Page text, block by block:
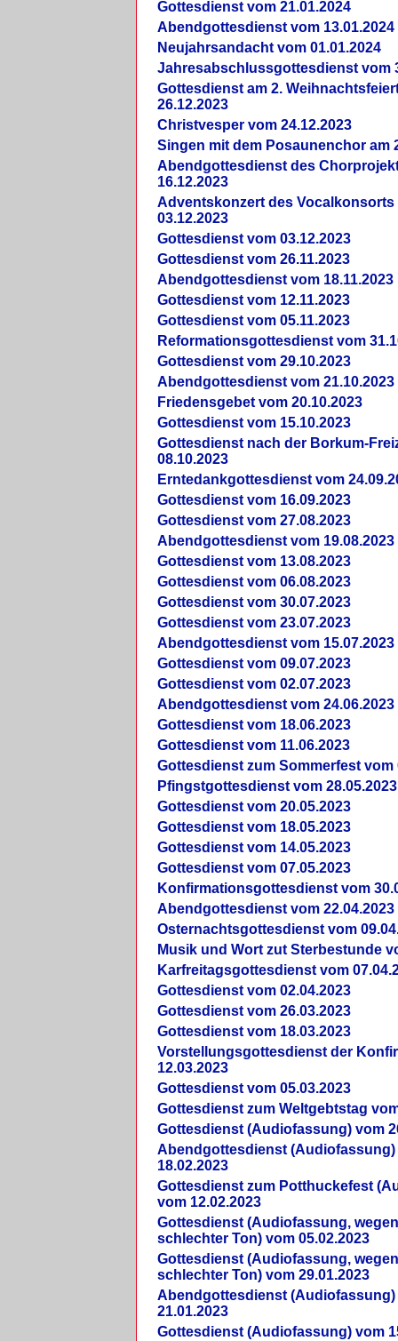
Gottesdienst vom 21.01.2024
Abendgottesdienst vom 13.01.2024
Neujahrsandacht vom 01.01.2024
Jahresabschlussgottesdienst vom
Gottesdienst am 2.
26.12.2023
Christvesper vom 24.12.2023
Singen mit dem Posaunenchor am
Abendgottesdienst des
16.12.2023
Adventskonzert des Vocalkonsorts
03.12.2023
Gottesdienst vom 03.12.2023
Gottesdienst vom 26.11.2023
Abendgottesdienst vom 18.11.2023
Gottesdienst vom 12.11.2023
Gottesdienst vom 05.11.2023
Reformationsgottesdienst vom
Gottesdienst vom 29.10.2023
Abendgottesdienst vom 21.10.2023
Friedensgebet vom 20.10.2023
Gottesdienst vom 15.10.2023
Gottesdienst nach der Borkum-
08.10.2023
Erntedankgottesdienst vom
Gottesdienst vom 16.09.2023
Gottesdienst vom 27.08.2023
Abendgottesdienst vom 19.08.2023
Gottesdienst vom 13.08.2023
Gottesdienst vom 06.08.2023
Gottesdienst vom 30.07.2023
Gottesdienst vom 23.07.2023
Abendgottesdienst vom 15.07.2023
Gottesdienst vom 09.07.2023
Gottesdienst vom 02.07.2023
Abendgottesdienst vom 24.06.2023
Gottesdienst vom 18.06.2023
Gottesdienst vom 11.06.2023
Gottesdienst zum Sommerfest vom
Pfingstgottesdienst vom 28.05.2023
Gottesdienst vom 20.05.2023
Gottesdienst vom 18.05.2023
Gottesdienst vom 14.05.2023
Gottesdienst vom 07.05.2023
Konfirmationsgottesdienst vom
Abendgottesdienst vom 22.04.2023
Osternachtsgottesdienst vom
Musik und Wort zut Sterbestunde
Karfreitagsgottesdienst vom
Gottesdienst vom 02.04.2023
Gottesdienst vom 26.03.2023
Gottesdienst vom 18.03.2023
Vorstellungsgottesdienst der
12.03.2023
Gottesdienst vom 05.03.2023
Gottesdienst zum Weltgebtstag
Gottesdienst (Audiofassung) vom
Abendgottesdienst (Audiofassung)
18.02.2023
Gottesdienst zum Potthuckefest
vom 12.02.2023
Gottesdienst (Audiofassung,
schlechter Ton) vom 05.02.2023
Gottesdienst (Audiofassung,
schlechter Ton) vom 29.01.2023
Abendgottesdienst (Audiofassung)
21.01.2023
Gottesdienst (Audiofassung) vom